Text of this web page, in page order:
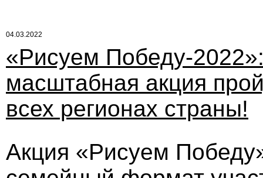
04.03.2022
«Рисуем Победу-
масштабная акция
всех регионах страны!
Акция «Рисуем